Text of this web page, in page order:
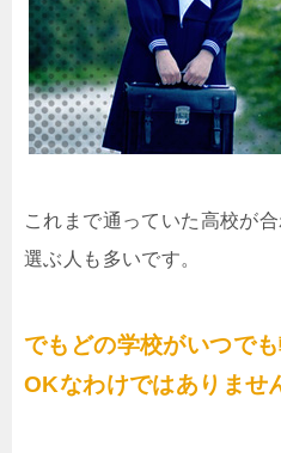
これまで通っていた高校が
選ぶ人も多いです。
でもどの学校がいつで
OKなわけではありませ